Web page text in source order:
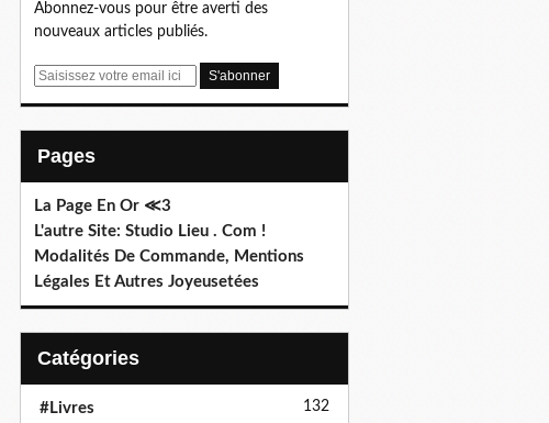
Abonnez-vous pour être averti des
nouveaux articles publiés.
E
Pages
La Page En Or ≪3
L'autre Site: Studio Lieu . Com !
Modalités De Commande, Mentions
Légales Et Autres Joyeusetées
Catégories
#Livres 132